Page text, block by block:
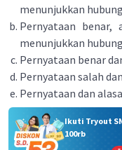
menunjukkan
Pernyataan benar,
menunjukkan
Pernyataan benar
Pernyataan salah
Pernyataan dan
Ikuti Tryout
100rb